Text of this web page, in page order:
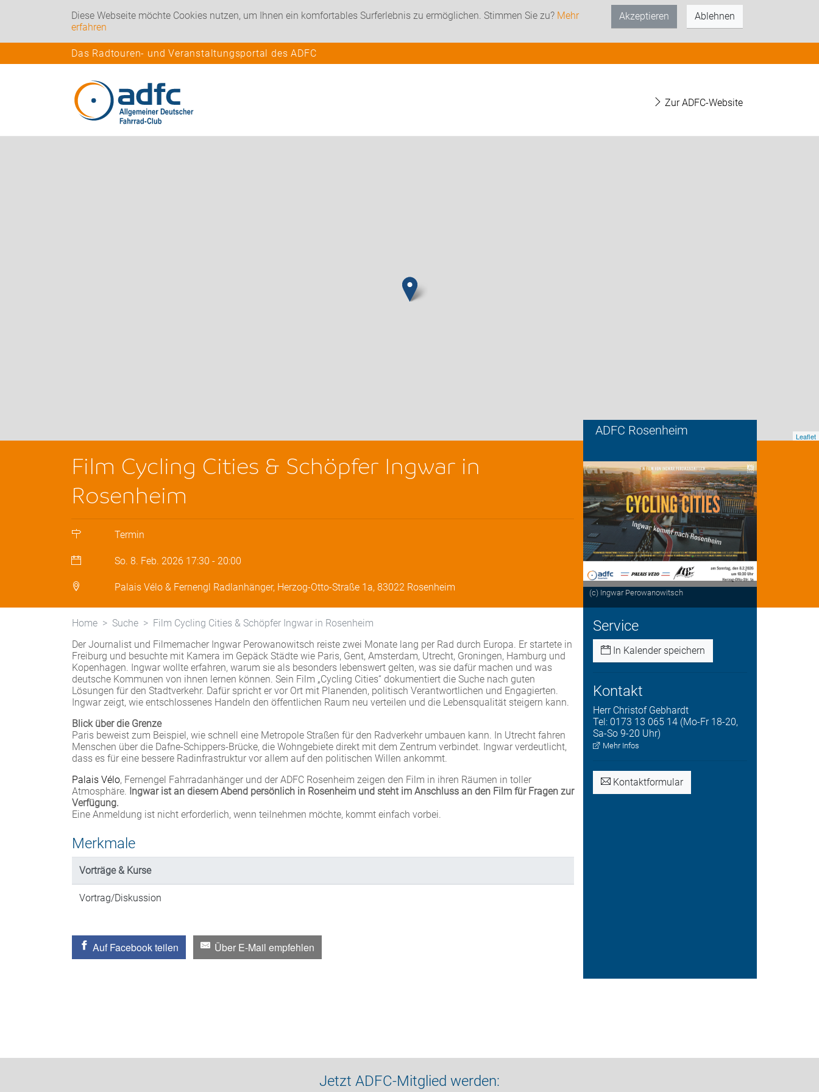
Diese Webseite möchte Cookies nutzen, um Ihnen ein komfortables Surferlebnis zu ermöglichen. Stimmen Sie zu? Mehr
erfahren
Akzeptieren Ablehnen
Das Radtouren- und Veranstaltungsportal des ADFC
Zur ADFC-Website
Leaflet
ADFC Rosenheim
Film Cycling Cities & Schöpfer Ingwar in
Rosenheim
Termin
So. 8. Feb. 2026 17:30 - 20:00
Palais Vélo & Fernengl Radlanhänger, Herzog-Otto-Straße 1a, 83022 Rosenheim (c) Ingwar Perowanowitsch
Service
In Kalender speichern
Kontakt
Herr Christof Gebhardt
Tel: 0173 13 065 14 (Mo-Fr 18-20,
Sa-So 9-20 Uhr)
Mehr Infos
Kontaktformular
Home Suche
Film Cycling Cities & Schöpfer Ingwar in Rosenheim
Der Journalist und Filmemacher Ingwar Perowanowitsch reiste zwei Monate lang per Rad durch Europa. Er startete in
Freiburg und besuchte mit Kamera im Gepäck Städte wie Paris, Gent, Amsterdam, Utrecht, Groningen, Hamburg und
Kopenhagen. Ingwar wollte erfahren, warum sie als besonders lebenswert gelten, was sie dafür machen und was
deutsche Kommunen von ihnen lernen können. Sein Film „Cycling Cities“ dokumentiert die Suche nach guten
Lösungen für den Stadtverkehr. Dafür spricht er vor Ort mit Planenden, politisch Verantwortlichen und Engagierten.
Ingwar zeigt, wie entschlossenes Handeln den öffentlichen Raum neu verteilen und die Lebensqualität steigern kann.
Blick über die Grenze
Paris beweist zum Beispiel, wie schnell eine Metropole Straßen für den Radverkehr umbauen kann. In Utrecht fahren
Menschen über die Dafne-Schippers-Brücke, die Wohngebiete direkt mit dem Zentrum verbindet. Ingwar verdeutlicht,
dass es für eine bessere Radinfrastruktur vor allem auf den politischen Willen ankommt.
Palais Vélo, Fernengel Fahrradanhänger und der ADFC Rosenheim zeigen den Film in ihren Räumen in toller
Atmosphäre. Ingwar ist an diesem Abend persönlich in Rosenheim und steht im Anschluss an den Film für Fragen zur
Verfügung.
Eine Anmeldung ist nicht erforderlich, wenn teilnehmen möchte, kommt einfach vorbei.
Merkmale
Vorträge & Kurse
Vortrag/Diskussion
Auf Facebook teilen Über E-Mail empfehlen
Jetzt ADFC-Mitglied werden: